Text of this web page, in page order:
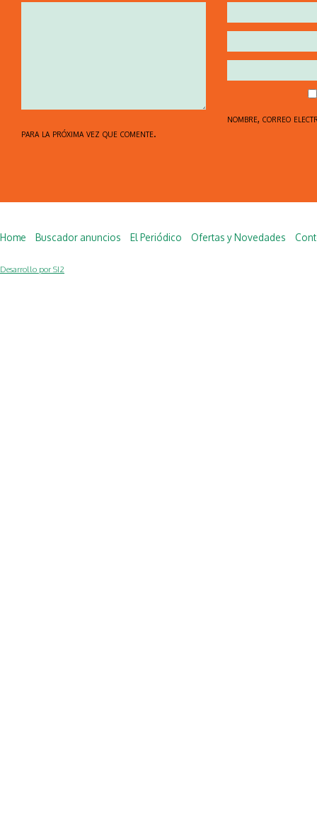
nombre, correo
para la próxima vez que comente.
Home Buscador anuncios El Periódico Ofertas y Novedades
Desarrollo por SI2